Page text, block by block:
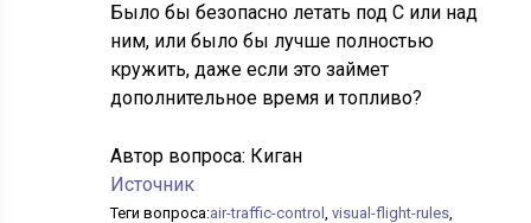
Было бы безопасно летать под C или над
ним, или было бы лучше полностью
кружить, даже если это займет
дополнительное время и топливо?
Автор вопроса: Киган
Источник
Теги вопроса:air-traffic-control,visual-flight-rules,